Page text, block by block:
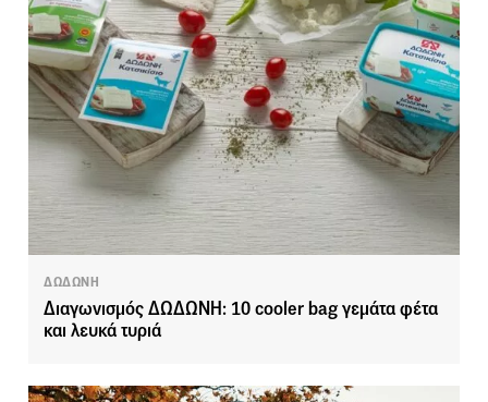
ΔΩΔΩΝΗ
Διαγωνισμός ΔΩΔΩΝΗ: 10 cooler bag γεμάτα φέτα
και λευκά τυριά